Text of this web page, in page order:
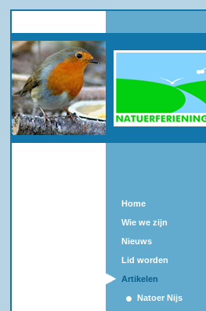
Home
Wie we zijn
Nieuws
Lid worden
Artikelen
Natoer Nijs